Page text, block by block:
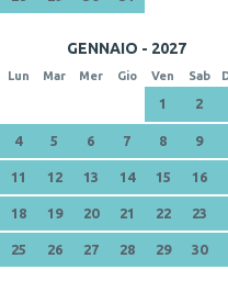
GENNAIO - 2027
Lun Mar Mer Gio Ven Sab
1 2
4 5 6 7 8 9
11 12 13 14 15 16
18 19 20 21 22 23
25 26 27 28 29 30